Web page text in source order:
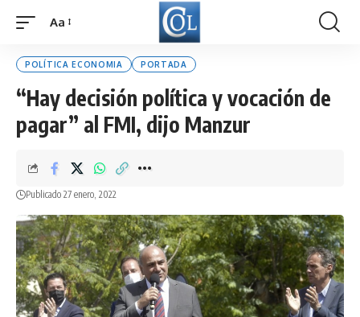
Font
Aa
POLÍTICA ECONOMIA PORTADA
“Hay decisión política y vocación de
pagar” al FMI, dijo Manzur
Publicado 27 enero, 2022